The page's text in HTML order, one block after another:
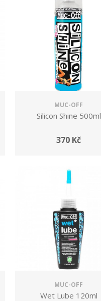
MUC-OFF
Silicon Shine 500ml
370 Kč
MUC-OFF
Wet Lube 120ml